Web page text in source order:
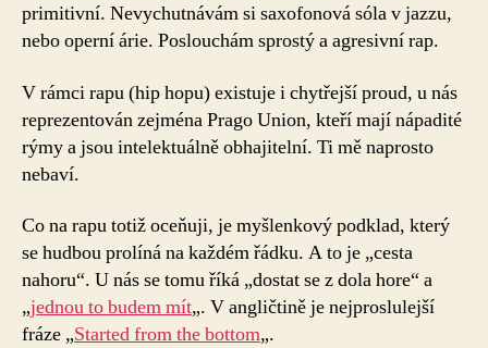
primitivní. Nevychutnávám si saxofonová sóla v jazzu,
nebo operní árie. Poslouchám sprostý a agresivní rap.
V rámci rapu (hip hopu) existuje i chytřejší proud, u nás
reprezentován zejména Prago Union, kteří mají nápadité
rýmy a jsou intelektuálně obhajitelní. Ti mě naprosto
nebaví.
Co na rapu totiž oceňuji, je myšlenkový podklad, který
se hudbou prolíná na každém řádku. A to je „cesta
nahoru“. U nás se tomu říká „dostat se z dola hore“ a
„jednou to budem mít„. V angličtině je nejproslulejší
fráze „Started from the bottom„.